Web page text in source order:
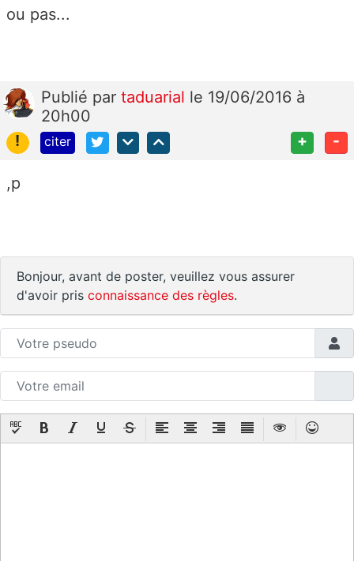
ou pas...
Publié par taduarial le 19/06/2016 à
20h00
!
citer + -
,p
Bonjour, avant de poster, veuillez vous assurer
d'avoir pris connaissance des règles.